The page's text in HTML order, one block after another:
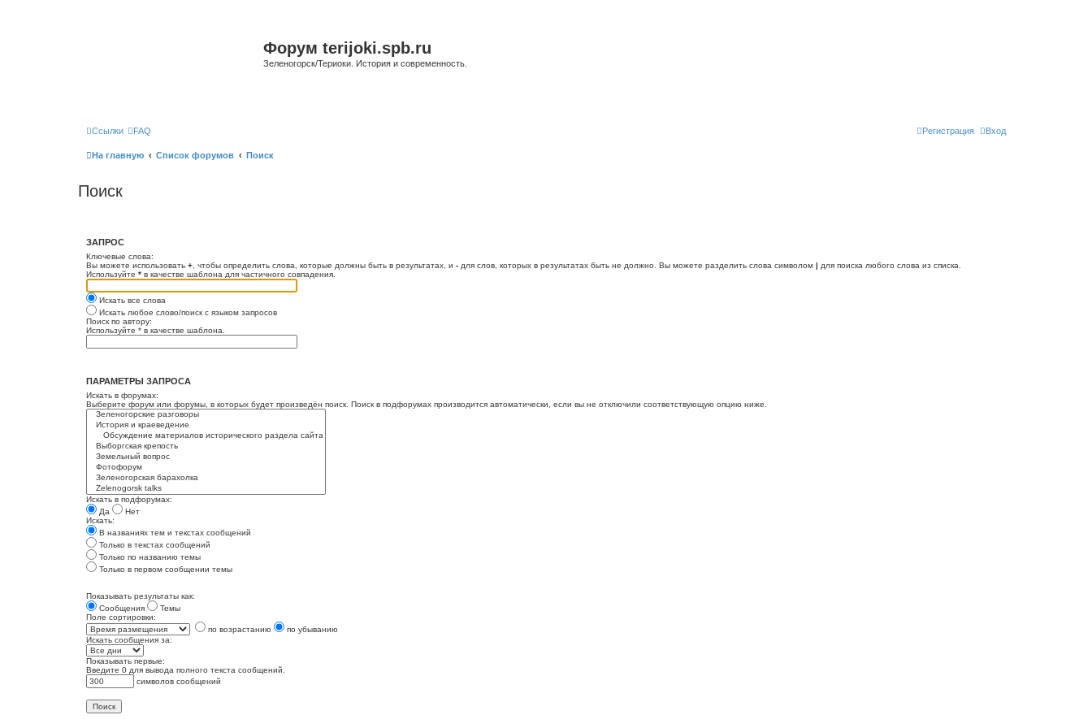
Форум terijoki.spb.ru
Зеленогорск/Териоки. История и современность.
Ссылки FAQ Вход
Регистрация
На главную Список форумов Поиск
Поиск
ЗАПРОС
Ключевые слова:
Вы можете использовать + , чтобы определить слова, которые должны быть в результатах, и - для слов, которых в результатах быть не должно. Вы можете разделить слова символом | для поиска любого слова из списка.
Используйте * в качестве шаблона для частичного совпадения.
Искать все слова
Искать любое слово/поиск с языком запросов
Поиск по автору:
Используйте * в качестве шаблона.
ПАРАМЕТРЫ ЗАПРОСА
Искать в форумах:
Выберите форум или форумы, в которых будет произведён поиск. Поиск в подфорумах производится автоматически, если вы не отключили соответствующую опцию ниже.
Искать в подфорумах:
Да
Нет
Искать:
В названиях тем и текстах сообщений
Только в текстах сообщений
Только по названию темы
Только в первом сообщении темы
Показывать результаты как:
Сообщения
Темы
Поле сортировки:
по возрастанию
по убыванию
Искать сообщения за:
Показывать первые:
Введите 0 для вывода полного текста сообщений.
символов сообщений